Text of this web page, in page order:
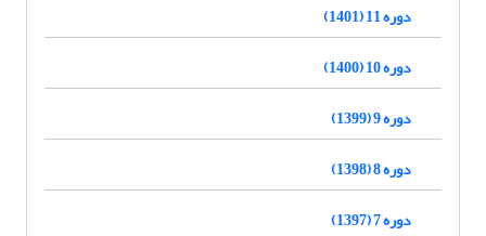
دوره 11 (1401)
دوره 10 (1400)
دوره 9 (1399)
دوره 8 (1398)
دوره 7 (1397)